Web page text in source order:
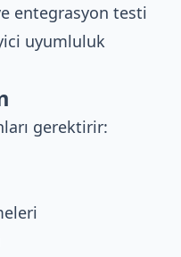
entegrasyon testi
uyumluluk
gerektirir: